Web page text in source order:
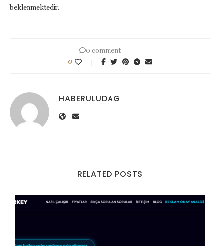
beklenmektedir.
0 comment
0
HABERULUDAG
RELATED POSTS